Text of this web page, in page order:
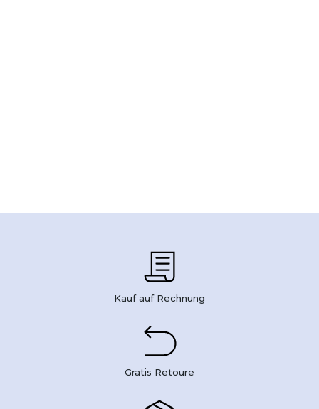
Kauf auf Rechnung
Gratis Retoure